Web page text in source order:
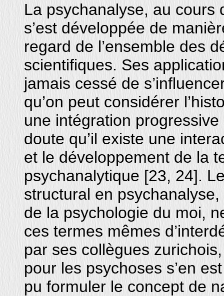
La psychanalyse, au cours
s’est développée de
regard de l’ensemble des
scientifiques. Ses
jamais cessé de
qu’on peut considérer
une intégration
doute qu’il existe une
et le développement de la
psychanalytique [23, 24].
structural en
de la psychologie du moi,
ces termes mêmes
par ses collègues
pour les psychoses s’en
pu formuler le concept de